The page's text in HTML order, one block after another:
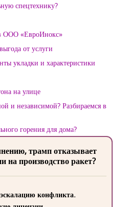
спецтехнику?
ООО «ЕвроИнокс»
от услуги
укладки и характеристики
на улице
и независимой? Разбираемся в
горения для дома?
трамп отказывает
производство ракет?
конфликта.